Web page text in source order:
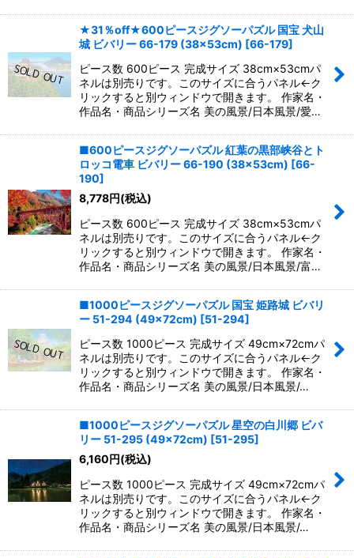
★31％off★600ピースジグソーパズル 国宝 犬山
城 ビバリー 66-179 (38×53cm) [66-179]
ピース数 600ピース 完成サイズ 38cm×53cmパ
ネルは別売りです。このサイズに合うパネル←ク
リックすると別ウィンドウで開きます。 作家名・
作品名・商品シリーズ名 美の風景/日本風景/愛…
■600ピースジグソーパズル 紅葉の黒部峡谷とト
ロッコ電車 ビバリー 66-190 (38×53cm) [66-
190]
8,778円(税込)
ピース数 600ピース 完成サイズ 38cm×53cmパ
ネルは別売りです。このサイズに合うパネル←ク
リックすると別ウィンドウで開きます。 作家名・
作品名・商品シリーズ名 美の風景/日本風景/富…
■1000ピースジグソーパズル 国宝 姫路城 ビバリ
ー 51-294 (49×72cm) [51-294]
ピース数 1000ピース 完成サイズ 49cm×72cmパ
ネルは別売りです。このサイズに合うパネル←ク
リックすると別ウィンドウで開きます。 作家名・
作品名・商品シリーズ名 美の風景/日本風景/…
■1000ピースジグソーパズル 星空の白川郷 ビバ
リー 51-295 (49×72cm) [51-295]
6,160円(税込)
ピース数 1000ピース 完成サイズ 49cm×72cmパ
ネルは別売りです。このサイズに合うパネル←ク
リックすると別ウィンドウで開きます。 作家名・
作品名・商品シリーズ名 美の風景/日本風景/…